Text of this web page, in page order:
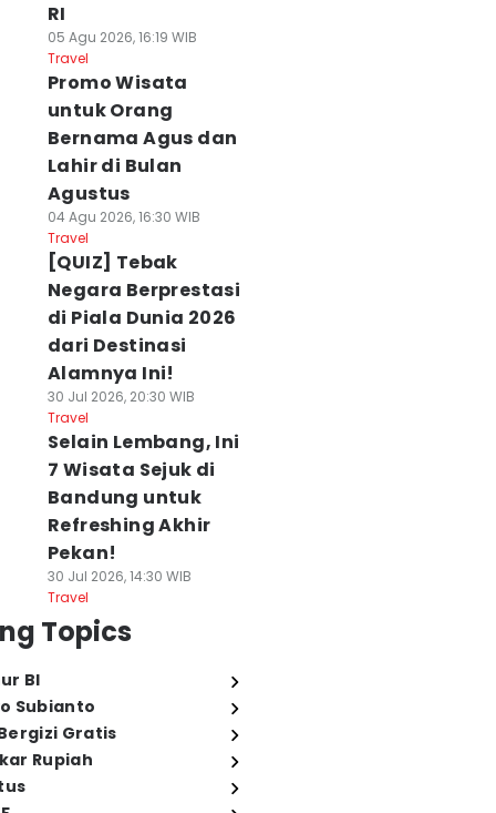
RI
05 Agu 2026, 16:19 WIB
Travel
Promo Wisata
untuk Orang
Bernama Agus dan
Lahir di Bulan
Agustus
04 Agu 2026, 16:30 WIB
Travel
[QUIZ] Tebak
Negara Berprestasi
di Piala Dunia 2026
dari Destinasi
Alamnya Ini!
30 Jul 2026, 20:30 WIB
Travel
Selain Lembang, Ini
7 Wisata Sejuk di
Bandung untuk
Refreshing Akhir
Pekan!
30 Jul 2026, 14:30 WIB
Travel
Topics
BI
Subianto
Gratis
Rupiah